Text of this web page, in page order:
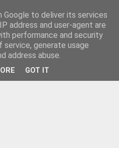
Google to deliver its services
address and user-agent are
performance and security
generate usage
address abuse.
GOT IT